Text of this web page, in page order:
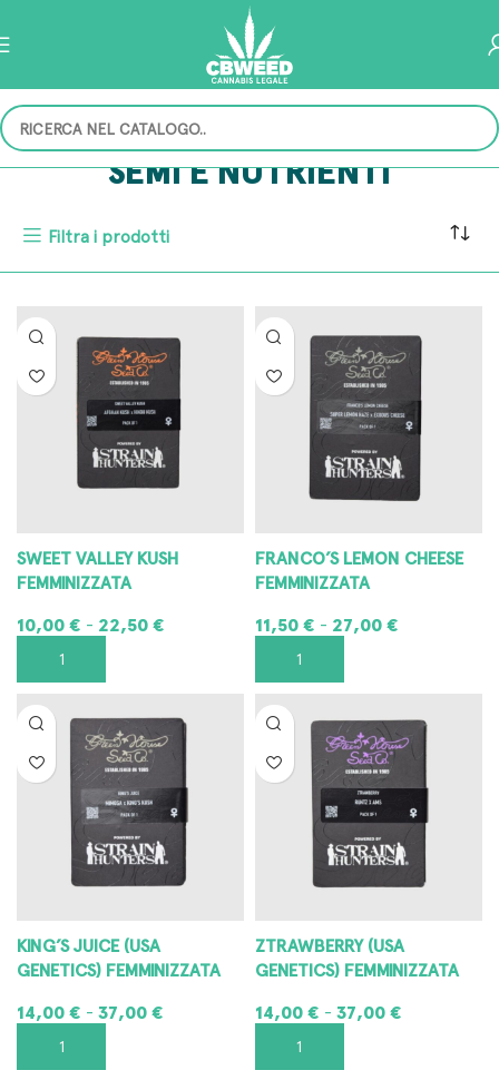
Filtra i prodotti
SEMI E NUTRIENTI
SWEET VALLEY KUSH
FEMMINIZZATA
10,00€ - 22,50€
SCEGLI
FRANCO’S LEMON CHEESE
FEMMINIZZATA
11,50€ - 27,00€
SCEGLI
KING’S JUICE (USA
GENETICS) FEMMINIZZATA
14,00€ - 37,00€
SCEGLI
ZTRAWBERRY (USA
GENETICS) FEMMINIZZATA
14,00€ - 37,00€
SCEGLI